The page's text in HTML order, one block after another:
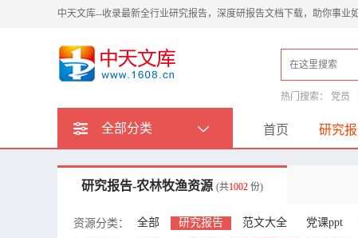
中天文库--收录最新全行业研究报告，深度研报告文档下载，助你事业如
热门搜索： 党员
全部分类 首页 研究
研究报告-农林牧渔资源 (共1002 份)
资源分类： 全部 研究报告 范文大全 党课ppt